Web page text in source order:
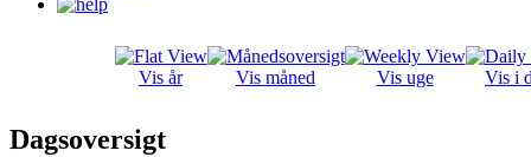
Vis år Vis måned Vis uge Vis i
Dagsoversigt